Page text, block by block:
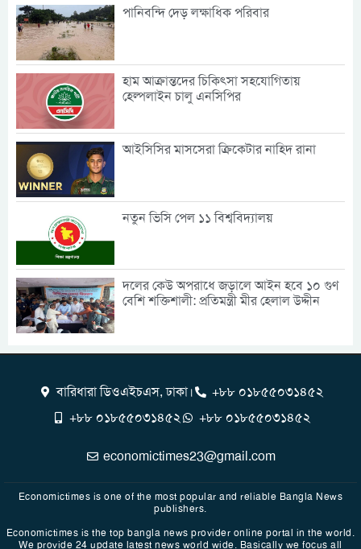
পানিবন্দি দেড় লক্ষাধিক পরিবার
হাম আক্রান্তদের চিকিৎসা সহযোগিতায়
হেল্পলাইন চালু এনসিপির
আইসিসির মাসসেরা ক্রিকেটার নাহিদ রানা
নতুন ভিসি পেল ১১ বিশ্ববিদ্যালয়
দলের কেউ অপরাধে জড়ালে আইন হবে ১০ গুণ
বেশি শক্তিশালী: প্রতিমন্ত্রী মীর হেলাল উদ্দীন
বারিধারা ডিওএইচএস, ঢাকা।
+৮৮ ০১৮৫৫০৩১৪৫২
+৮৮ ০১৮৫৫০৩১৪৫২
+৮৮ ০১৮৫৫০৩১৪৫২
economictimes23@gmail.com
Economictimes is one of the most popular and reliable Bangla News
publishers.
Economictimes is the top bangla news provider online portal in the world.
We provide 24 update latest news world wide. Basically we focus all